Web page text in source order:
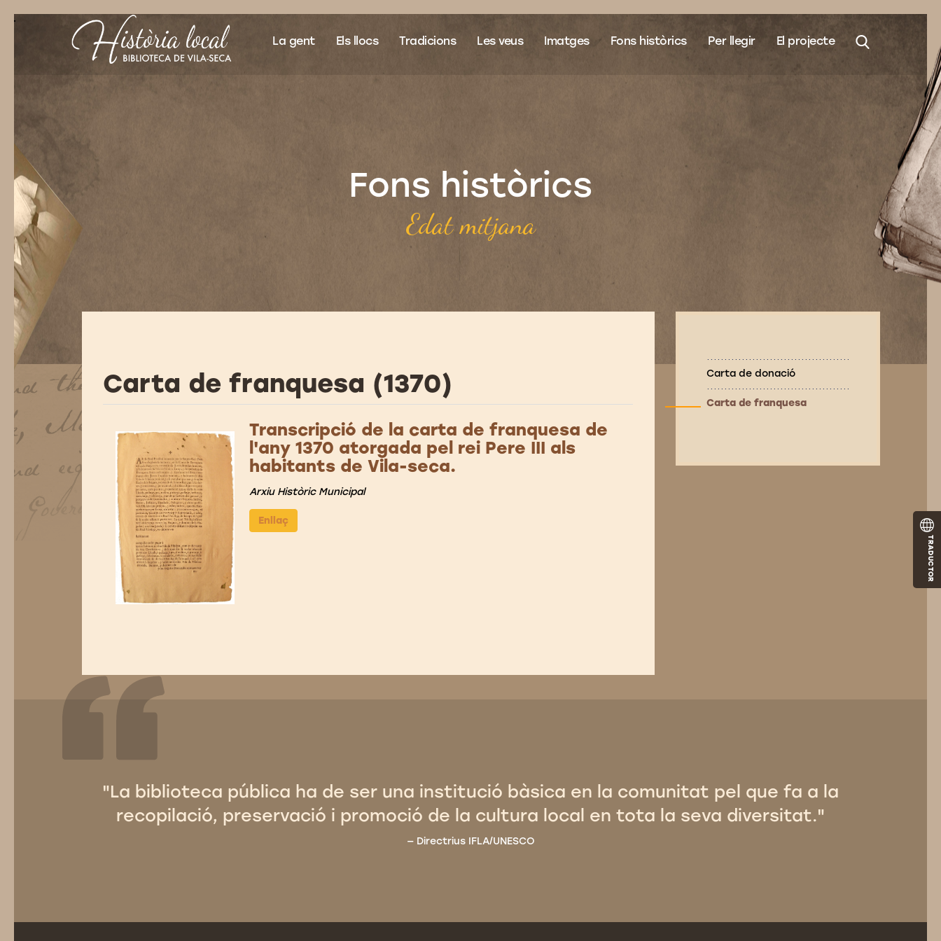
TRADUCTOR
La gent Els llocs Tradicions Les veus Imatges Fons històrics Per llegir El projecte
Fons històrics
Edat mitjana
"">
Carta de franquesa (1370)
Transcripció de la carta de franquesa de
l'any 1370 atorgada pel rei Pere III als
habitants de Vila-seca.
Arxiu Històric Municipal
Enllaç
Carta de donació
Carta de franquesa
"La biblioteca pública ha de ser una institució bàsica en la comunitat pel que fa a la
recopilació, preservació i promoció de la cultura local en tota la seva diversitat."
Directrius IFLA/UNESCO